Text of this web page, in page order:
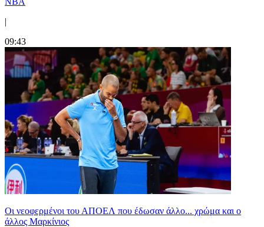
|
09:43
Οι νεοφερμένοι του ΑΠΟΕΛ που έδωσαν άλλο... χρώμα και ο
άλλος Μαρκίνιος